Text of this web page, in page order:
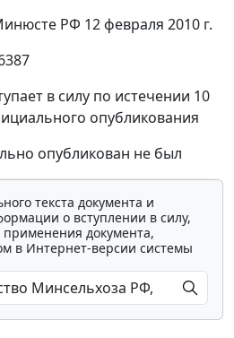
РФ 12 февраля 2010 г.
в силу по истечении 10
опубликования
опубликован не был
текста документа и
о вступлении в силу,
документа,
в Интернет-версии системы